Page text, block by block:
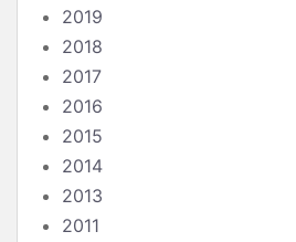
2019
2018
2017
2016
2015
2014
2013
2011